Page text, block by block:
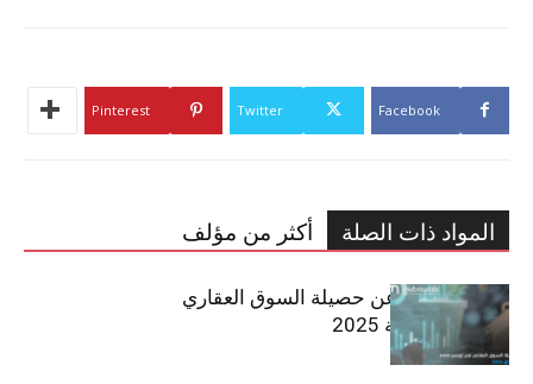
Facebook
Twitter
Pinterest
المواد ذات الصلة أكثر من مؤلف
مبوب تكشف عن حصيلة السوق العقاري
في تونس لسنة 2025